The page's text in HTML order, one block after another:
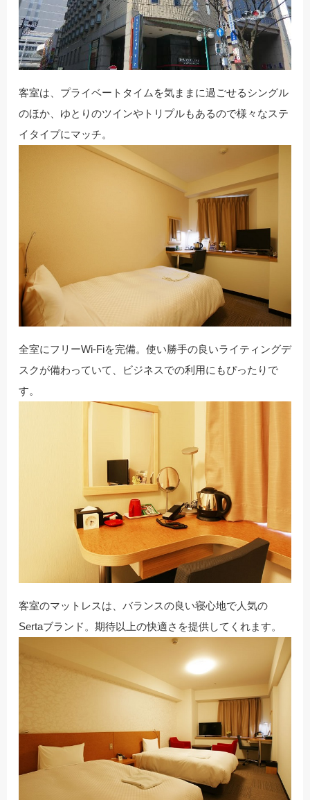
客室は、プライベートタイムを気ままに過ごせるシングル
のほか、ゆとりのツインやトリプルもあるので様々なステ
イタイプにマッチ。
全室にフリーWi-Fiを完備。使い勝手の良いライティングデ
スクが備わっていて、ビジネスでの利用にもぴったりで
す。
客室のマットレスは、バランスの良い寝心地で人気の
Sertaブランド。期待以上の快適さを提供してくれます。